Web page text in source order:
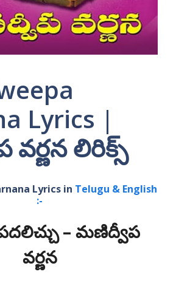
Lyrics |
లిరిక్స్
Lyrics in Telugu & English
:-
– మణిద్వీప
వర్ణన